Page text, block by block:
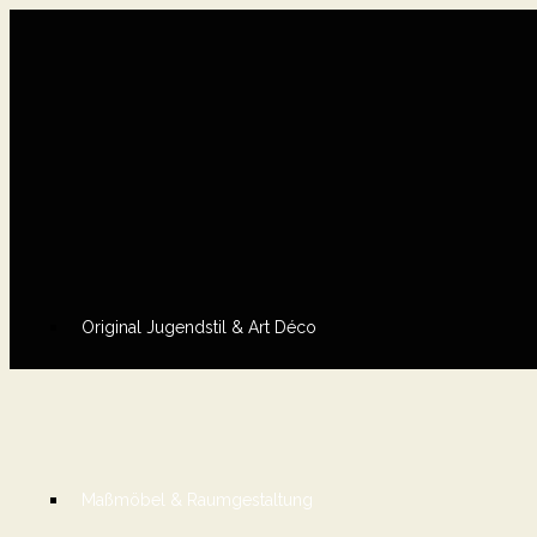
Original Jugendstil & Art Déco
Maßmöbel & Raumgestaltung